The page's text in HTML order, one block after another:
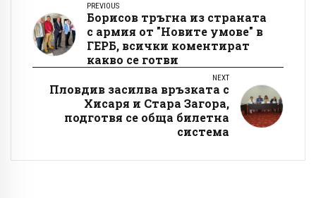
PREVIOUS
Борисов тръгна из страната
с армия от "Новите умове" в
ГЕРБ, всички коментират
какво се готви
NEXT
Пловдив засилва връзката с
Хисаря и Стара Загора,
подготвя се обща билетна
система